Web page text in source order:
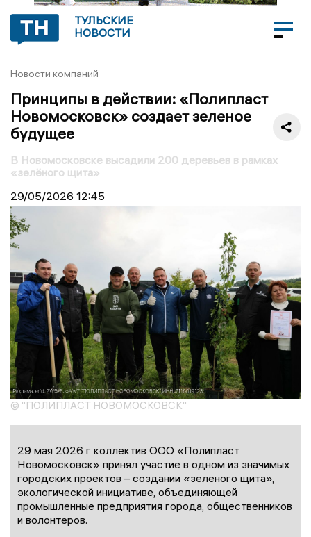
ТУЛЬСКИЕ
НОВОСТИ
Новости компаний
Принципы в действии: «Полипласт
Новомосковск» создает зеленое
будущее
В Новомосковске высадили 200 деревьев в рамках
«зелёного щита»
29/05/2026 12:45
© "ПОЛИПЛАСТ НОВОМОСКОВСК"
29 мая 2026 г коллектив ООО «Полипласт
Новомосковск» принял участие в одном из значимых
городских проектов – создании «зеленого щита»,
экологической инициативе, объединяющей
промышленные предприятия города, общественников
и волонтеров.